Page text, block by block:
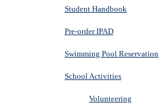
Student Handbook
Pre-order IPAD
Swimming Pool Reservation
School Activities
Volunteering